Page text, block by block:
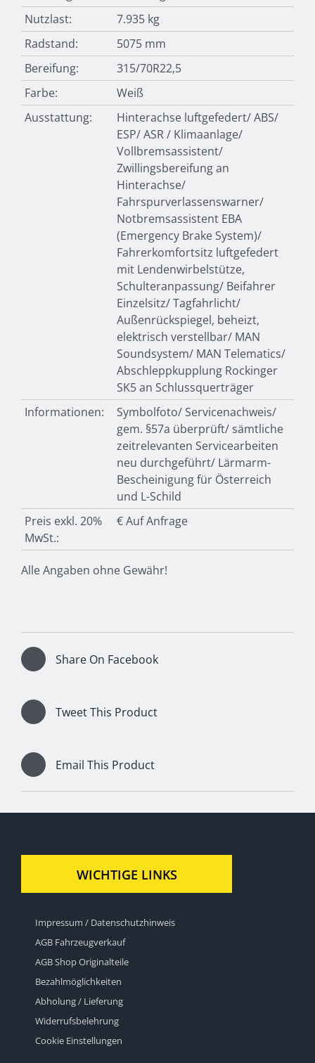
Nutzlast:
7.935 kg
Radstand:
5075 mm
Bereifung:
315/70R22,5
Farbe:
Weiß
Ausstattung:
Hinterachse luftgefedert/ ABS/
ESP/ ASR / Klimaanlage/
Vollbremsassistent/
Zwillingsbereifung an
Hinterachse/
Fahrspurverlassenswarner/
Notbremsassistent EBA
(Emergency Brake System)/
Fahrerkomfortsitz luftgefedert
mit Lendenwirbelstütze,
Schulteranpassung/ Beifahrer
Einzelsitz/ Tagfahrlicht/
Außenrückspiegel, beheizt,
elektrisch verstellbar/ MAN
Soundsystem/ MAN Telematics/
Abschleppkupplung Rockinger
SK5 an Schlussquerträger
Informationen:
Symbolfoto/ Servicenachweis/
gem. §57a überprüft/ sämtliche
zeitrelevanten Servicearbeiten
neu durchgeführt/ Lärmarm-
Bescheinigung für Österreich
und L-Schild
Preis exkl. 20%
MwSt.:
€ Auf Anfrage
Alle Angaben ohne Gewähr!
Share On Facebook
Tweet This Product
Email This Product
WICHTIGE LINKS
Impressum / Datenschutzhinweis
AGB Fahrzeugverkauf
AGB Shop Originalteile
Bezahlmöglichkeiten
Abholung / Lieferung
Widerrufsbelehrung
Cookie Einstellungen